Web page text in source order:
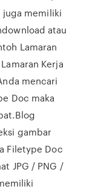
juga memiliki
atau
Lamaran
Kerja
mencari
Doc maka
gambar
Filetype Doc
JPG / PNG /